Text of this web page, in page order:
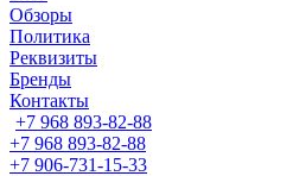
Обзоры
Политика
Реквизиты
Бренды
Контакты
+7 968 893-82-88
+7 968 893-82-88
+7 906-731-15-33